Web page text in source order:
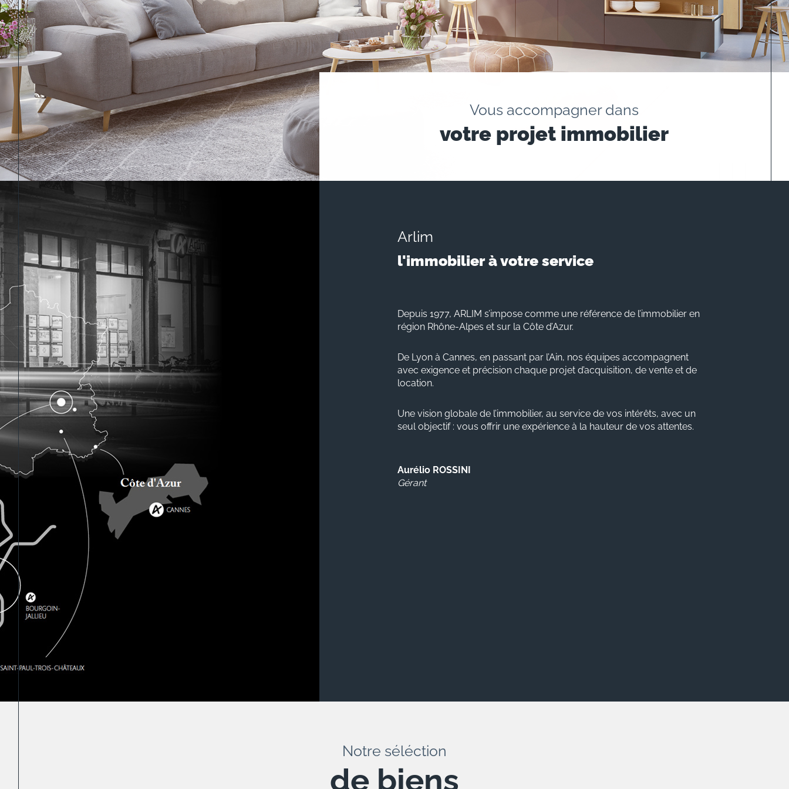
Vous accompagner dans
votre projet immobilier
Arlim
l'immobilier à votre service
Depuis 1977, ARLIM s’impose comme une référence de l’immobilier en
région Rhône-Alpes et sur la Côte d’Azur.
De Lyon à Cannes, en passant par l’Ain, nos équipes accompagnent
avec exigence et précision chaque projet d’acquisition, de vente et de
location.
Une vision globale de l’immobilier, au service de vos intérêts, avec un
seul objectif : vous offrir une expérience à la hauteur de vos attentes.
Aurélio ROSSINI
Gérant
Notre séléction
de biens